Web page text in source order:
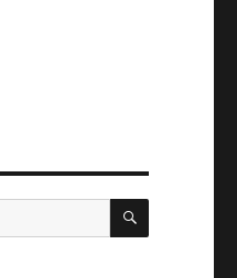
SUCHEN